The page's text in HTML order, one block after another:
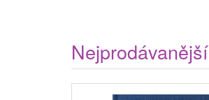
Nejprodávanější